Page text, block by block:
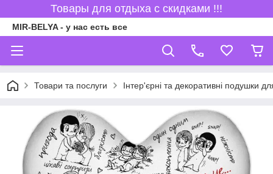
Товары для отдыха с скидками !!!
MIR-BELYA - у нас есть все
Товари та послуги Інтер'єрні та декоративні подушки